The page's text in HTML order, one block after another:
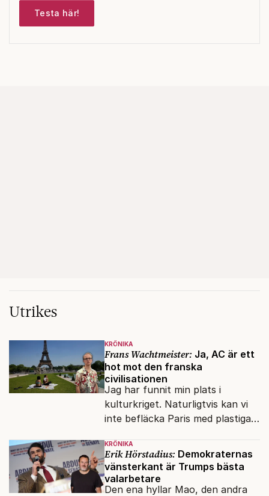
Testa här!
Utrikes
KRÖNIKA
Frans Wachtmeister: Ja, AC är ett
hot mot den franska
civilisationen
Jag har funnit min plats i
kulturkriget. Naturligtvis kan vi
inte befläcka Paris med plastiga
KRÖNIKA
Erik Hörstadius: Demokraternas
vänsterkant är Trumps bästa
valarbetare
Den ena hyllar Mao, den andra